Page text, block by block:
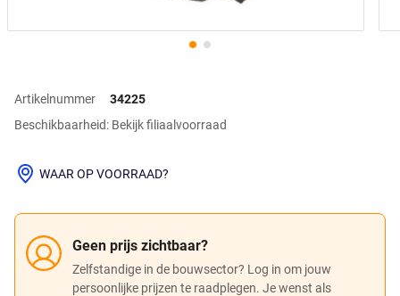
Artikelnummer
34225
Beschikbaarheid: Bekijk filiaalvoorraad
Geen prijs zichtbaar?
Zelfstandige in de bouwsector? Log in om jouw
persoonlijke prijzen te raadplegen. Je wenst als
WAAR OP VOORRAAD?